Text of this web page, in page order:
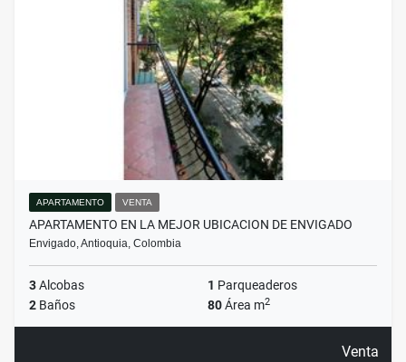
APARTAMENTO VENTA
APARTAMENTO EN LA MEJOR UBICACION DE ENVIGADO
Envigado, Antioquia, Colombia
3Alcobas 1 Parqueaderos
2 Baños 80Área m2
Venta